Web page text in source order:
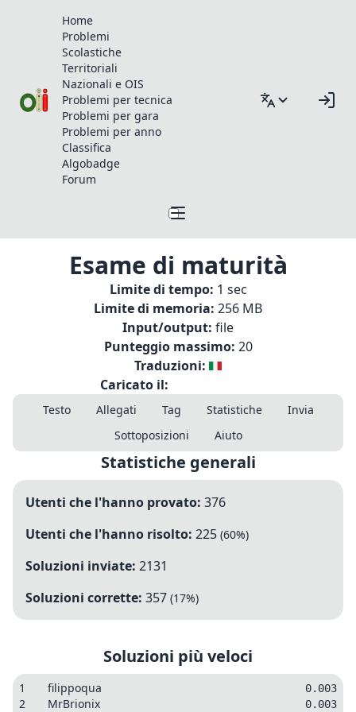
Home
Problemi
Scolastiche
Territoriali
Nazionali e OIS
Problemi per tecnica
Problemi per gara
Problemi per anno
Classifica
Algobadge
Forum
Esame di maturità
Limite di tempo: 1 sec
Limite di memoria: 256 MB
Input/output: file
Punteggio massimo: 20
Traduzioni:
Caricato il:
Testo Allegati Tag Statistiche
Invia
Sottoposizioni
Aiuto
Statistiche generali
Utenti che l'hanno provato: 376
Utenti che l'hanno risolto: 225 (60%)
Soluzioni inviate: 2131
Soluzioni corrette: 357 (17%)
Soluzioni più veloci
1 filippoqua 0.003
2 MrBrionix 0.003